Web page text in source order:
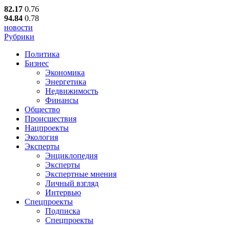
82.17 0.76
94.84 0.78
новости
Рубрики
Политика
Бизнес
Экономика
Энергетика
Недвижимость
Финансы
Общество
Происшествия
Нацпроекты
Экология
Эксперты
Энциклопедия
Эксперты
Экспертные мнения
Личный взгляд
Интервью
Спецпроекты
Подписка
Спецпроекты